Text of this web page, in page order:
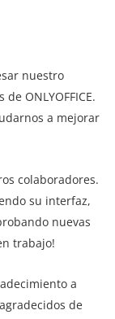
nuestro
ONLYOFFICE.
a mejorar
colaboradores.
su interfaz,
nuevas
trabajo!
a
de